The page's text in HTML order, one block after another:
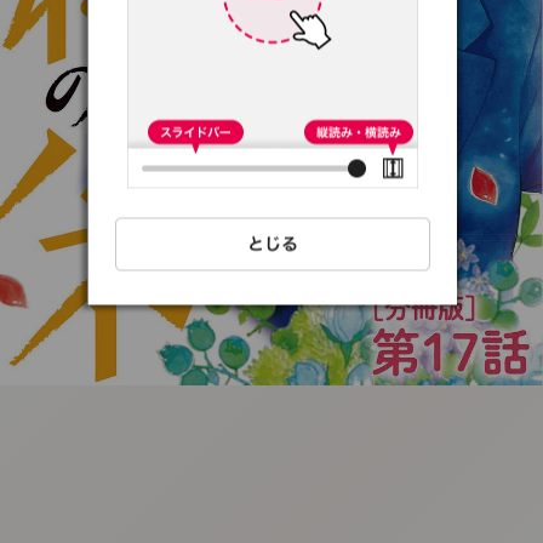
:692.15.692.79:t-
vnqp.lunrzsdszk.vn.oi